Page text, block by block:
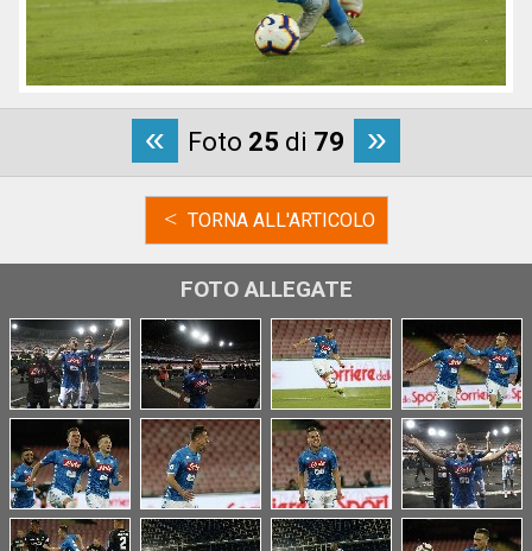
« Foto 25 di 79 »
< TORNA ALL'ARTICOLO
FOTO ALLEGATE